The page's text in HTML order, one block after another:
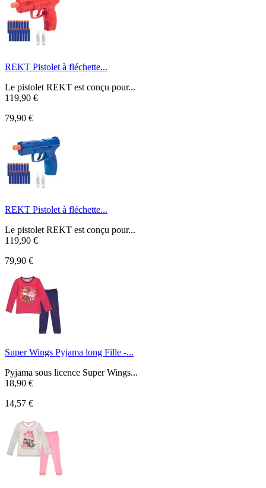
REKT Pistolet à fléchette...
Le pistolet REKT est conçu pour...
119,90 €
79,90 €
REKT Pistolet à fléchette...
Le pistolet REKT est conçu pour...
119,90 €
79,90 €
Super Wings Pyjama long Fille -...
Pyjama sous licence Super Wings...
18,90 €
14,57 €